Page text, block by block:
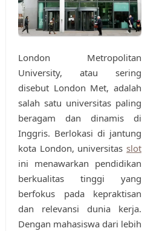
London Metropolitan
University, atau sering
disebut London Met, adalah
salah satu universitas paling
beragam dan dinamis di
Inggris. Berlokasi di jantung
kota London, universitas slot
ini menawarkan pendidikan
berkualitas tinggi yang
berfokus pada kepraktisan
dan relevansi dunia kerja.
Dengan mahasiswa dari lebih